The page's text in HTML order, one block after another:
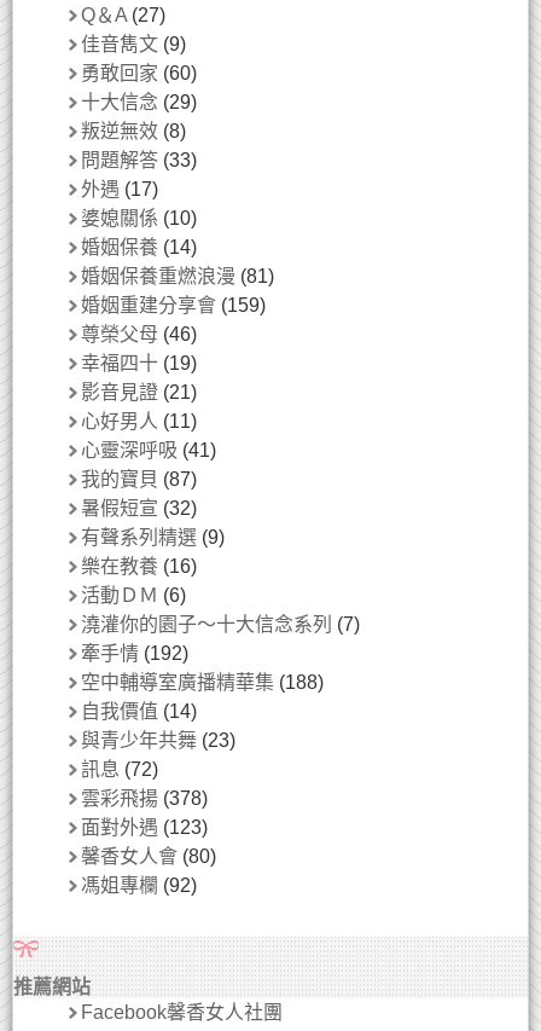
Q＆A (27)
佳音雋文 (9)
勇敢回家 (60)
十大信念 (29)
叛逆無效 (8)
問題解答 (33)
外遇 (17)
婆媳關係 (10)
婚姻保養 (14)
婚姻保養重燃浪漫 (81)
婚姻重建分享會 (159)
尊榮父母 (46)
幸福四十 (19)
影音見證 (21)
心好男人 (11)
心靈深呼吸 (41)
我的寶貝 (87)
暑假短宣 (32)
有聲系列精選 (9)
樂在教養 (16)
活動ＤＭ (6)
澆灌你的園子～十大信念系列 (7)
牽手情 (192)
空中輔導室廣播精華集 (188)
自我價值 (14)
與青少年共舞 (23)
訊息 (72)
雲彩飛揚 (378)
面對外遇 (123)
馨香女人會 (80)
馮姐專欄 (92)
推薦網站
Facebook馨香女人社團